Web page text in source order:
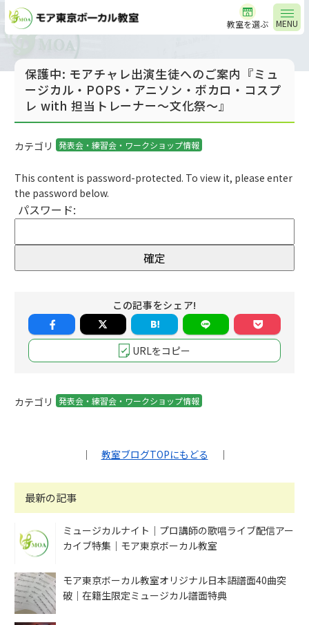
MENU
教室を選ぶ
保護中: モアチャレ出演生徒へのご案内『ミュ
ージカル・POPS・アニソン・ボカロ・コスプ
レ with 担当トレーナー～文化祭～』
カテゴリ 発表会・練習会・ワークショップ情報
This content is password-protected. To view it, please enter
the password below.
パスワード:
この記事をシェア!
URLをコピー
カテゴリ 発表会・練習会・ワークショップ情報
｜ 教室ブログTOPにもどる ｜
最新の記事
ミュージカルナイト｜プロ講師の歌唱ライブ配信アー
カイブ特集｜モア東京ボーカル教室
モア東京ボーカル教室オリジナル日本語譜面40曲突
破｜在籍生限定ミュージカル譜面特典